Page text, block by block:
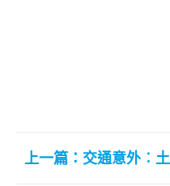
上一篇：交通意外︰